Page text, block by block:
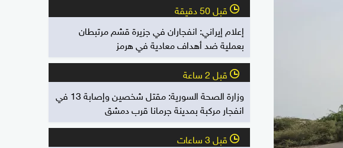
l قبل 50 دقيقة
إعلام إيراني: انفجاران في جزيرة قشم مرتبطان
بعملية ضد أهداف معادية في هرمز
l قبل 2 ساعة
وزارة الصحة السورية: مقتل شخصين وإصابة 13 في
انفجار مركبة بمدينة جرمانا قرب دمشق
l قبل 3 ساعات